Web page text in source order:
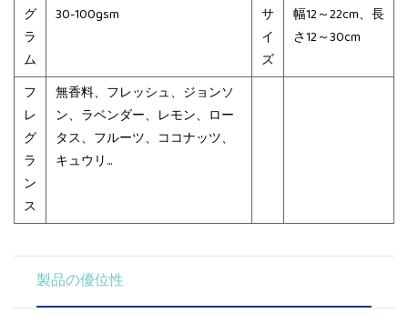
グ
ラ
ム
30-100gsm
サ
イ
ズ
幅12～22cm、長
さ12～30cm
フ
レ
グ
ラ
ン
ス
無香料、フレッシュ、ジョンソ
ン、ラベンダー、レモン、ロー
タス、フルーツ、ココナッツ、
キュウリ...
製品の優位性